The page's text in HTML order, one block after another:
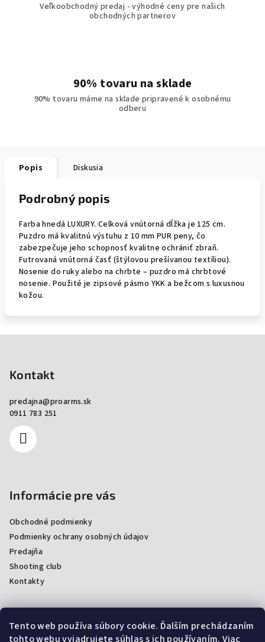
Tento web používa súbory cookie. Ďalším prechádzaním
tohto webu vyjadrujete súhlas s ich používaním. Viac
Veľkoobchodný predaj - výhodné ceny pre našich
obchodných partnerov
90% tovaru na sklade
90% tovaru máme na sklade pripravené k osobnému
odberu
Popis Diskusia
Podrobný popis
Farba hnedá LUXURY. Celková vnútorná dĺžka je 125 cm.
Puzdro má kvalitnú výstuhu z 10 mm PUR peny, čo
zabezpečuje jeho schopnosť kvalitne ochrániť zbraň.
Futrovaná vnútorná časť (štýlovou prešívanou textíliou).
Nosenie do ruky alebo na chrbte – puzdro má chrbtové
nosenie. Použité je zipsové pásmo YKK a bežcom s luxusnou
kožou.
Kontakt
predajna@proarms.sk
0911 783 251
Informácie pre vás
Obchodné podmienky
Podmienky ochrany osobných údajov
Predajňa
Shooting club
Kontakty
Facebook